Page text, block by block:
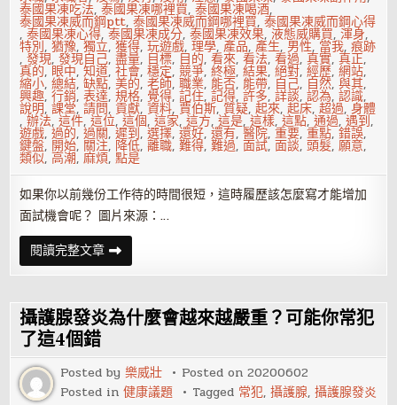
泰國果凍吃法,泰國果凍哪裡買,泰國果凍喝酒,
泰國果凍威而鋼ptt,泰國果凍威而鋼哪裡買,泰國果凍威而鋼心得
,泰國果凍心得,泰國果凍成分,泰國果凍效果,液態威購買,渾身,
特別,猶豫,獨立,獲得,玩遊戲,理學,產品,產生, 男性, 當我,痕跡
,發現,發現自己,盡量, 目標, 目的,看來,看法,看過,真實,真正,
真的, 眼中,知道,社會,穩定,競爭,終極,結果,絕對,經歷,網站,
縮小,總結,缺點,美的,老師,職業, 能否, 能帶, 自己, 自然,與其,
興趣,行銷,表達,規格, 覺得,記住,記得,許多,詳談,認為,認識,
說明,課堂,請問, 貢獻,資料, 賈伯斯,質疑,起來,起床,超過,身體
,辦法,這件,這位,這個,這家,這方,這是,這樣,這點,通過,遇到,
遊戲,過的,過關,遲到,選擇,還好,還有,醫院,重要,重點,錯誤,
鍵盤, 開始, 關注, 降低,離職,難得,難過,面試,面談,頭髮,願意,
類似,高潮,麻煩,點是
如果你以前幾份工作待的時間很短，這時履歷該怎麼寫才能增加
面試機會呢？ 圖片來源：…
閱讀完整文章寫
履
歷，
要
此
地
三
百
兩！
攝護腺發炎為什麼會越來越嚴重？可能你常犯
了這4個錯
Posted by樂威壯 Posted on20200602
Posted in健康議題 Tagged 常犯,攝護腺,攝護腺發炎